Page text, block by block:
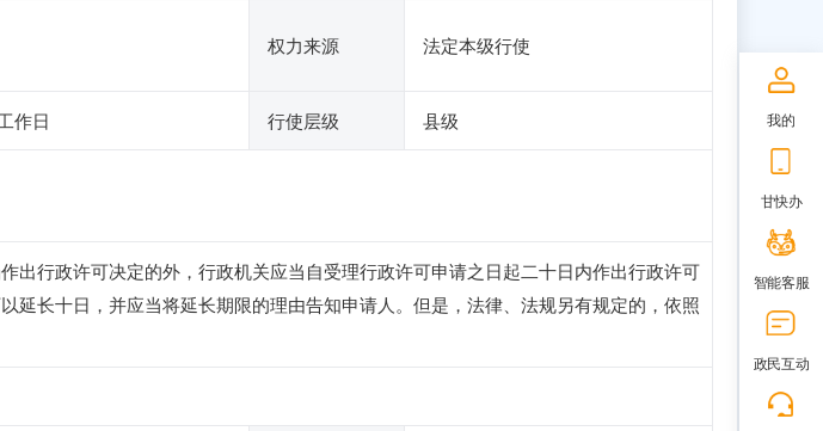
权力来源 法定本级行使
作日 行使层级 县级
出行政许可决定的外，行政机关应当自受理行政许可申请之日起二十日内作出行政许可
延长十日，并应当将延长期限的理由告知申请人。但是，法律、法规另有规定的，依照
我的
甘快办
智能客服
政民互动